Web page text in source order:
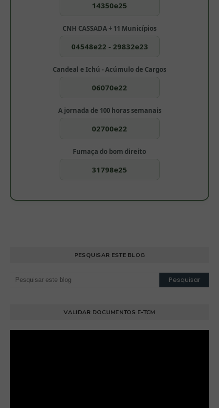
14350e25
CNH CASSADA + 11 Municípios
04548e22 - 29832e23
Candeal e Ichú - Acúmulo de Cargos
06070e22
A jornada de 100 horas semanais
02700e22
Fumaça do bom direito
31798e25
PESQUISAR ESTE BLOG
VALIDAR DOCUMENTOS E-TCM